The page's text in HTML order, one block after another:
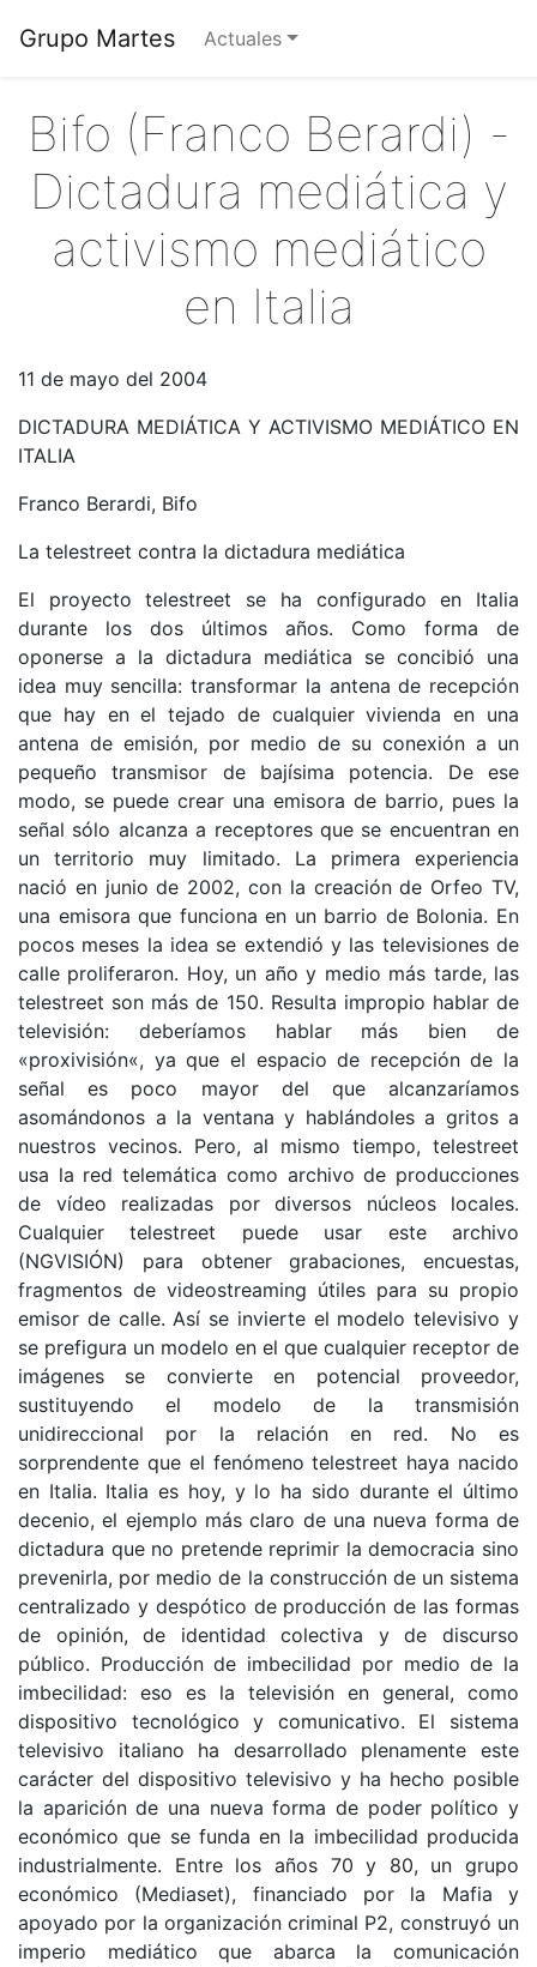
Grupo Martes Actuales
Bifo (Franco Berardi) -
Dictadura mediática y
activismo mediático
en Italia
11 de mayo del 2004
DICTADURA MEDIÁTICA Y ACTIVISMO MEDIÁTICO EN
ITALIA
Franco Berardi, Bifo
La telestreet contra la dictadura mediática
El proyecto telestreet se ha configurado en Italia
durante los dos últimos años. Como forma de
oponerse a la dictadura mediática se concibió una
idea muy sencilla: transformar la antena de recepción
que hay en el tejado de cualquier vivienda en una
antena de emisión, por medio de su conexión a un
pequeño transmisor de bajísima potencia. De ese
modo, se puede crear una emisora de barrio, pues la
señal sólo alcanza a receptores que se encuentran en
un territorio muy limitado. La primera experiencia
nació en junio de 2002, con la creación de Orfeo TV,
una emisora que funciona en un barrio de Bolonia. En
pocos meses la idea se extendió y las televisiones de
calle proliferaron. Hoy, un año y medio más tarde, las
telestreet son más de 150. Resulta impropio hablar de
televisión: deberíamos hablar más bien de
«proxivisión«, ya que el espacio de recepción de la
señal es poco mayor del que alcanzaríamos
asomándonos a la ventana y hablándoles a gritos a
nuestros vecinos. Pero, al mismo tiempo, telestreet
usa la red telemática como archivo de producciones
de vídeo realizadas por diversos núcleos locales.
Cualquier telestreet puede usar este archivo
(NGVISIÓN) para obtener grabaciones, encuestas,
fragmentos de videostreaming útiles para su propio
emisor de calle. Así se invierte el modelo televisivo y
se prefigura un modelo en el que cualquier receptor de
imágenes se convierte en potencial proveedor,
sustituyendo el modelo de la transmisión
unidireccional por la relación en red. No es
sorprendente que el fenómeno telestreet haya nacido
en Italia. Italia es hoy, y lo ha sido durante el último
decenio, el ejemplo más claro de una nueva forma de
dictadura que no pretende reprimir la democracia sino
prevenirla, por medio de la construcción de un sistema
centralizado y despótico de producción de las formas
de opinión, de identidad colectiva y de discurso
público. Producción de imbecilidad por medio de la
imbecilidad: eso es la televisión en general, como
dispositivo tecnológico y comunicativo. El sistema
televisivo italiano ha desarrollado plenamente este
carácter del dispositivo televisivo y ha hecho posible
la aparición de una nueva forma de poder político y
económico que se funda en la imbecilidad producida
industrialmente. Entre los años 70 y 80, un grupo
económico (Mediaset), financiado por la Mafia y
apoyado por la organización criminal P2, construyó un
imperio mediático que abarca la comunicación